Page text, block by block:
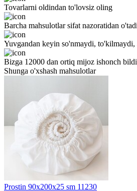
Tovarlarni oldindan to'lovsiz oling
Barcha mahsulotlar sifat nazoratidan o'tadi
Yuvgandan keyin so'nmaydi,
Bizga 12000 dan ortiq mijoz ishonch
Shunga o'xshash mahsulotlar
Prostin 90x200x25 sm 11230